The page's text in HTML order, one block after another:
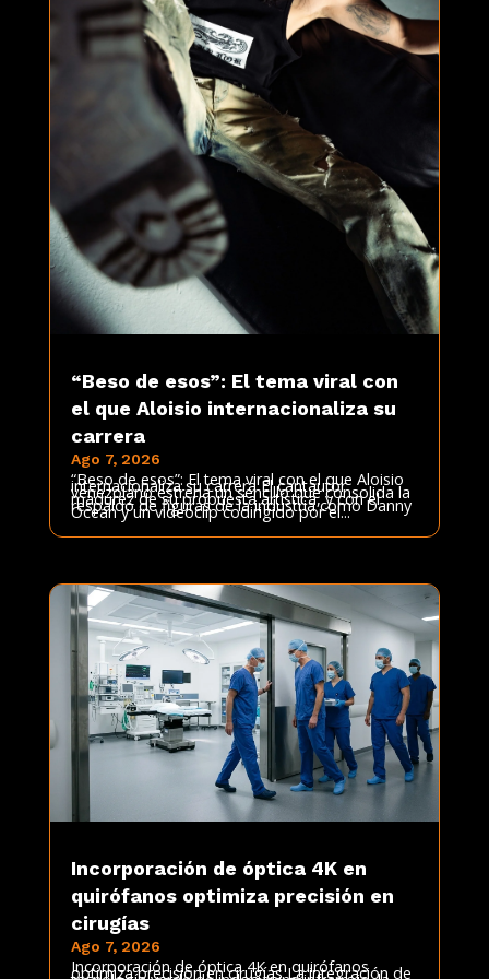
“Beso de esos”: El tema viral con
el que Aloisio internacionaliza su
carrera
Ago 7, 2026
“Beso de esos”: El tema viral con el que Aloisio
internacionaliza su carrera El cantautor
venezolano estrena un sencillo que consolida la
madurez de su propuesta artística, y con el
respaldo de figuras de la industria como Danny
Ocean y un videoclip codirigido por el...
Incorporación de óptica 4K en
quirófanos optimiza precisión en
cirugías
Ago 7, 2026
Incorporación de óptica 4K en quirófanos
optimiza precisión en cirugías La integración de